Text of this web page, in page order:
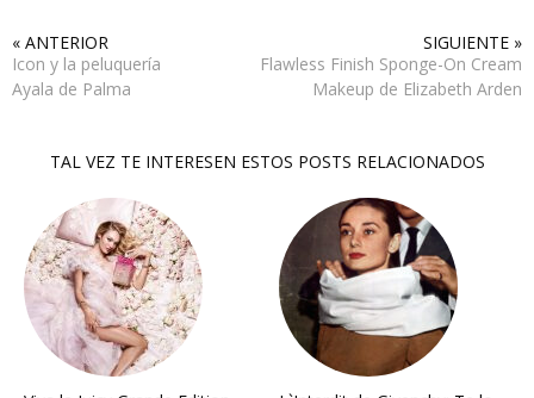
« ANTERIOR
Icon y la peluquería
Ayala de Palma
SIGUIENTE »
Flawless Finish Sponge-On Cream
Makeup de Elizabeth Arden
TAL VEZ TE INTERESEN ESTOS POSTS RELACIONADOS